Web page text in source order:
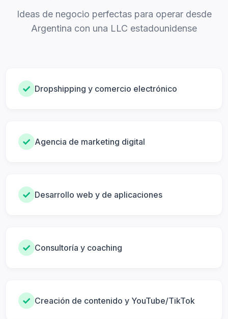
Ideas de negocio perfectas para operar desde
Argentina con una LLC estadounidense
✓ Dropshipping y comercio electrónico
✓ Agencia de marketing digital
✓ Desarrollo web y de aplicaciones
✓ Consultoría y coaching
✓ Creación de contenido y YouTube/TikTok